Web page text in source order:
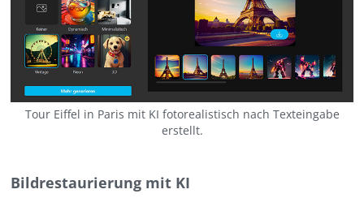
Tour Eiffel in Paris mit KI fotorealistisch nach Texteingabe
erstellt.
Bildrestaurierung mit KI